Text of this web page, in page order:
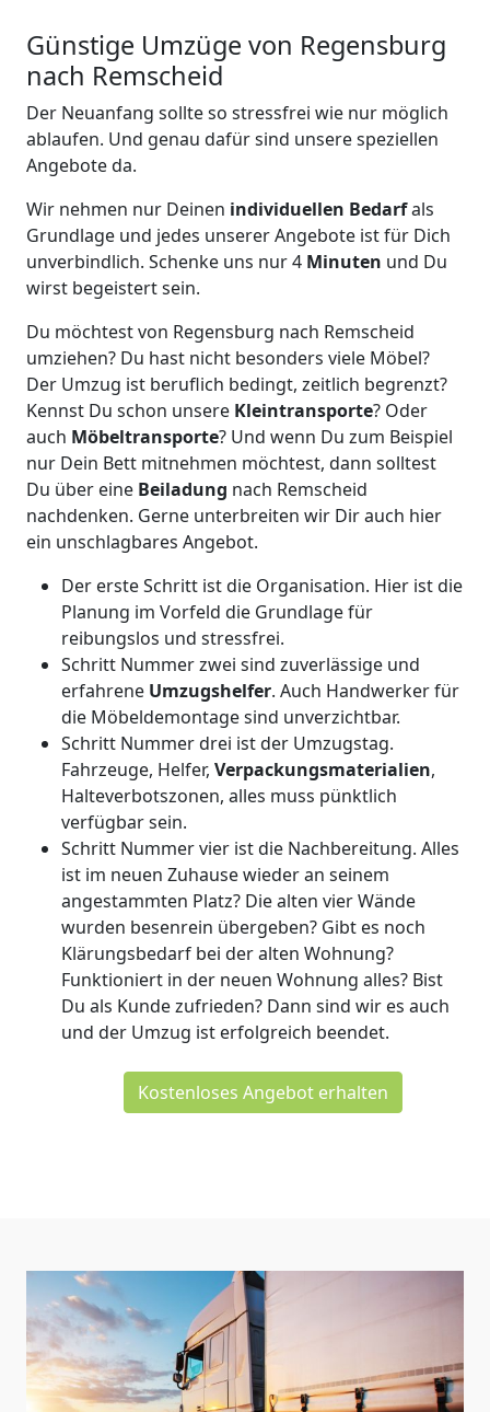
Günstige Umzüge von Regensburg
nach Remscheid
Der Neuanfang sollte so stressfrei wie nur möglich
ablaufen. Und genau dafür sind unsere speziellen
Angebote da.
Wir nehmen nur Deinen individuellen Bedarfals
Grundlage und jedes unserer Angebote ist für Dich
unverbindlich. Schenke uns nur 4 Minuten und Du
wirst begeistert sein.
Du möchtest von Regensburg nach Remscheid
umziehen? Du hast nicht besonders viele Möbel?
Der Umzug ist beruflich bedingt, zeitlich begrenzt?
Kennst Du schon unsere Kleintransporte? Oder
auch Möbeltransporte? Und wenn Du zum Beispiel
nur Dein Bett mitnehmen möchtest, dann solltest
Du über eine Beiladung nach Remscheid
nachdenken. Gerne unterbreiten wir Dir auch hier
ein unschlagbares Angebot.
Der erste Schritt ist die Organisation. Hier ist die
Planung im Vorfeld die Grundlage für
reibungslos und stressfrei.
Schritt Nummer zwei sind zuverlässige und
erfahrene Umzugshelfer. Auch Handwerker für
die Möbeldemontage sind unverzichtbar.
Schritt Nummer drei ist der Umzugstag.
Fahrzeuge, Helfer, Verpackungsmaterialien,
Halteverbotszonen, alles muss pünktlich
verfügbar sein.
Schritt Nummer vier ist die Nachbereitung. Alles
ist im neuen Zuhause wieder an seinem
angestammten Platz? Die alten vier Wände
wurden besenrein übergeben? Gibt es noch
Klärungsbedarf bei der alten Wohnung?
Funktioniert in der neuen Wohnung alles? Bist
Du als Kunde zufrieden? Dann sind wir es auch
und der Umzug ist erfolgreich beendet.
Kostenloses Angebot erhalten